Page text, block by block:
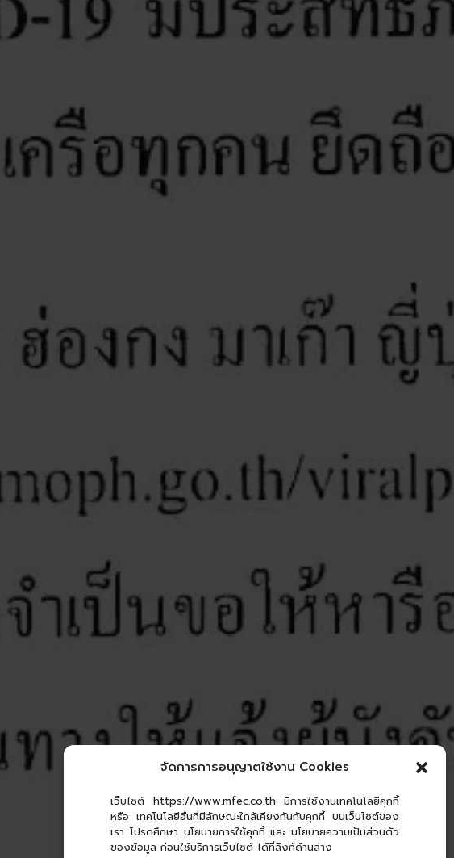
จัดการการอนุญาตใช้งาน Cookies
เว็บไซต์ https://www.mfec.co.th มีการใช้งานเทคโนโลยีคุกกี้
หรือ เทคโนโลยีอื่นที่มีลักษณะใกล้เคียงกันกับคุกกี้ บนเว็บไซต์ของ
เรา โปรดศึกษา นโยบายการใช้คุกกี้ และ นโยบายความเป็นส่วนตัว
ของข้อมูล ก่อนใช้บริการเว็บไซต์ ได้ที่ลิงก์ด้านล่าง